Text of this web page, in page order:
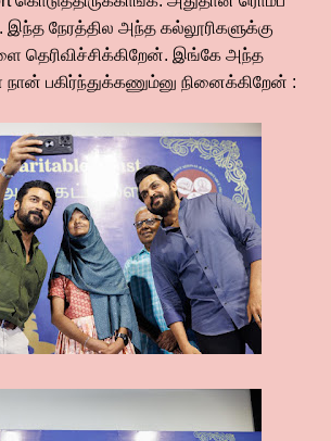
இந்த நேரத்தில அந்த கல்லூரிகளுக்கு
தெரிவிச்சிக்கிறேன். இங்கே அந்த
பகிர்ந்துக்கணும்னு நினைக்கிறேன் :